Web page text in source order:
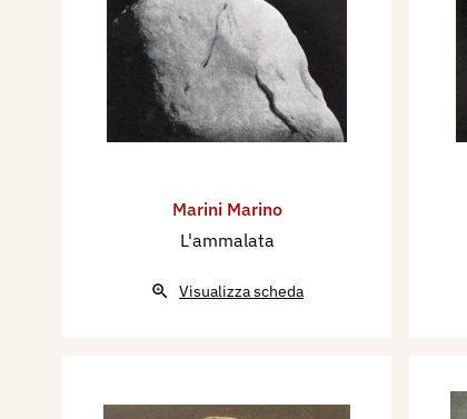
Marini Marino
L'ammalata
Visualizza scheda